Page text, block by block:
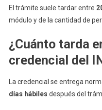
El trámite suele tardar entre
módulo y de la cantidad de
¿Cuánto tarda
credencial del
La credencial se entrega
días hábiles después del